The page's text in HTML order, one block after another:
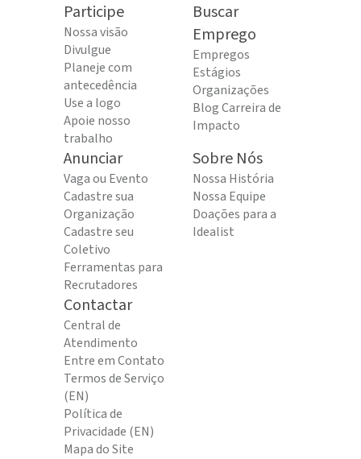
Participe
Nossa visão
Divulgue
Planeje com
antecedência
Use a logo
Apoie nosso
trabalho
Buscar
Emprego
Empregos
Estágios
Organizações
Blog Carreira de
Impacto
Anunciar
Vaga ou Evento
Cadastre sua
Organização
Cadastre seu
Coletivo
Ferramentas para
Recrutadores
Sobre Nós
Nossa História
Nossa Equipe
Doações para a
Idealist
Contactar
Central de
Atendimento
Entre em Contato
Termos de Serviço
(EN)
Política de
Privacidade (EN)
Mapa do Site